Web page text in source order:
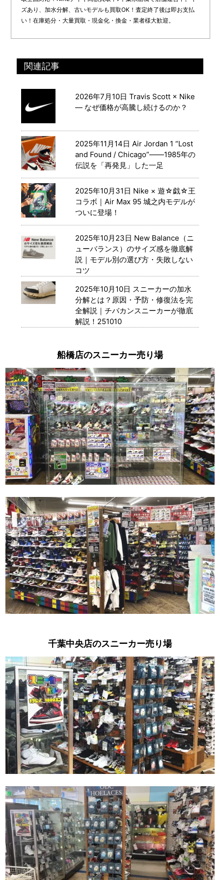
ズあり、加水分解、古いモデルも買取OK！査定終了後は即お支払
い！在庫処分・大量買取・現金化・換金・業者様大歓迎。
関連記事
2026年7月10日 Travis Scott × Nike
― なぜ価格が高騰し続けるのか？
2025年11月14日 Air Jordan 1 “Lost
and Found / Chicago”――1985年の
伝説を「再発見」した一足
2025年10月31日 Nike × 遊☆戯☆王
コラボ｜Air Max 95 城之内モデルが
ついに登場！
2025年10月23日 New Balance（ニ
ューバランス）のサイズ感を徹底解
説｜モデル別の選び方・失敗しない
コツ
2025年10月10日 スニーカーの加水
分解とは？原因・予防・修復法を完
全解説｜チバカンスニーカーが徹底
解説！251010
船橋店のスニーカー売り場
千葉中央店のスニーカー売り場